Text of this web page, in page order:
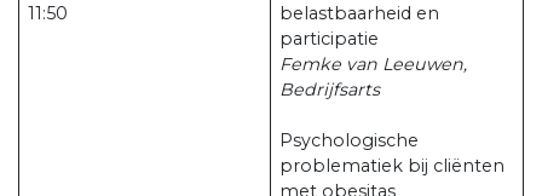
11:50
belastbaarheid en
participatie
Femke van Leeuwen,
Bedrijfsarts
Psychologische
problematiek bij cliënten
met obesitas